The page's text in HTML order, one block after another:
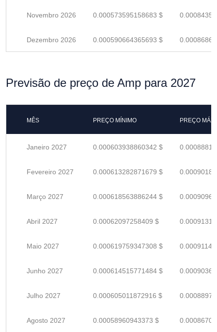
Novembro 2026 0.000573595158683 $
Dezembro 2026 0.000590664365693 $
Previsão de preço de Amp para 2027
MÊS PREÇO MÍNIMO PREÇO
Janeiro 2027 0.000603938860342 $
Fevereiro 2027 0.000613282871679 $
Março 2027 0.000618563886244 $
Abril 2027 0.00062097258409 $
Maio 2027 0.000619759347308 $
Junho 2027 0.000614515771484 $
Julho 2027 0.000605011872916 $
Agosto 2027 0.00058960943373 $